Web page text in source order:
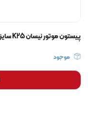
پیستون موتور نیسان K25 سایز +0.25
موجود